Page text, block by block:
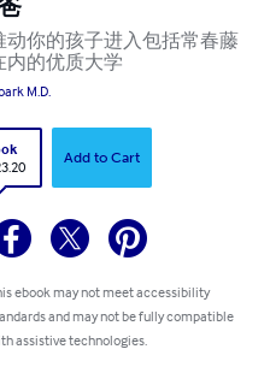
动你的孩子进入包括常春藤
内的优质大学
M.D.
Add to Cart
ebook may not meet accessibility
and may not be fully compatible
assistive technologies.